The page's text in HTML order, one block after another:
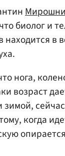
биолог и
в
нога,
возраст
когда